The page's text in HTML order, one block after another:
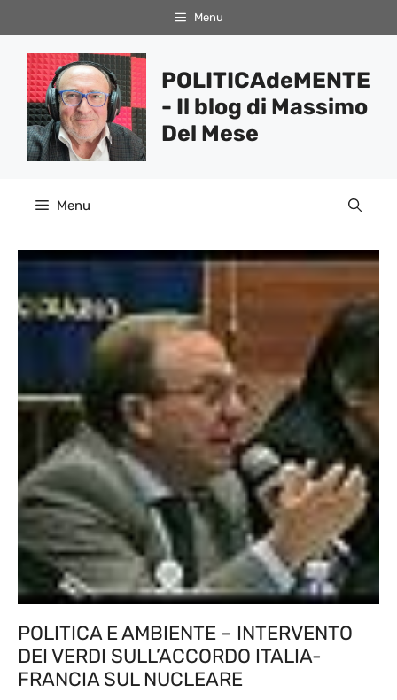
al
contenuto
Menu
POLITICAdeMENTE
- Il blog di Massimo
Del Mese
Menu
POLITICA E AMBIENTE – INTERVENTO
DEI VERDI SULL’ACCORDO ITALIA-
FRANCIA SUL NUCLEARE